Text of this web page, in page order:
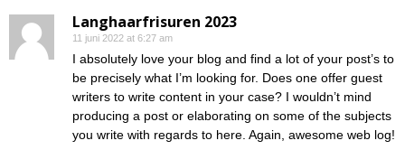
Langhaarfrisuren 2023
11 juni 2022 at 6:27 am
I absolutely love your blog and find a lot of your post’s to
be precisely what I’m looking for. Does one offer guest
writers to write content in your case? I wouldn’t mind
producing a post or elaborating on some of the subjects
you write with regards to here. Again, awesome web log!